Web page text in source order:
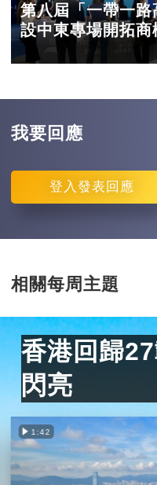
第八屆「一帶一
設中東專場開拓商
我要回應
登入 發表回應
相關每周主題
香港回歸
閃亮
1:42